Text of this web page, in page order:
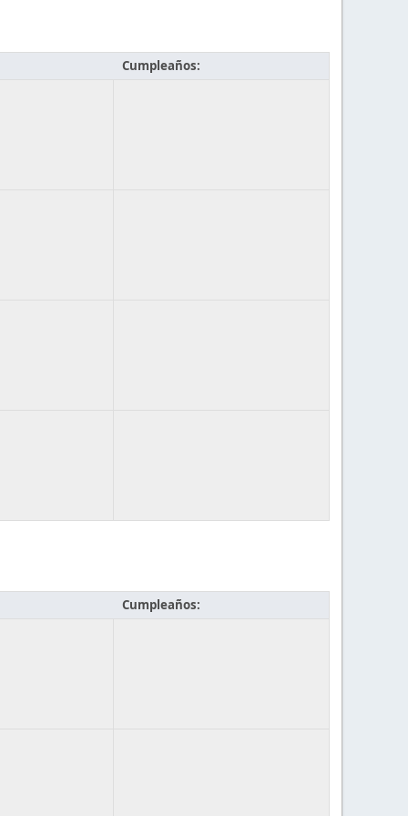
Cumpleaños:
Cumpleaños: